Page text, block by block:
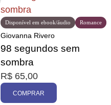
Disponível em ebook/áudio Romance
Giovanna Rivero
98 segundos sem
sombra
R$ 65,00
COMPRAR